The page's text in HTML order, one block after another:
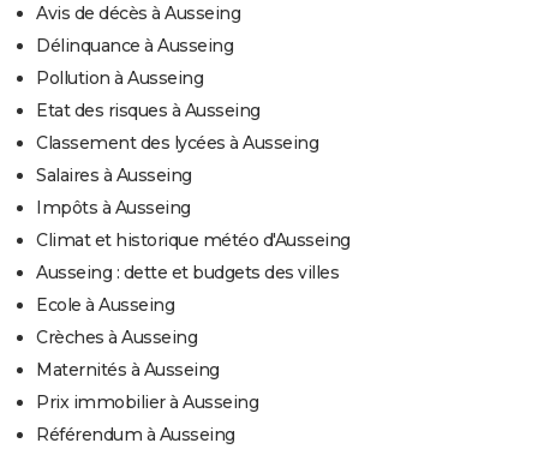
Avis de décès à Ausseing
Délinquance à Ausseing
Pollution à Ausseing
Etat des risques à Ausseing
Classement des lycées à Ausseing
Salaires à Ausseing
Impôts à Ausseing
Climat et historique météo d'Ausseing
Ausseing : dette et budgets des villes
Ecole à Ausseing
Crèches à Ausseing
Maternités à Ausseing
Prix immobilier à Ausseing
Référendum à Ausseing